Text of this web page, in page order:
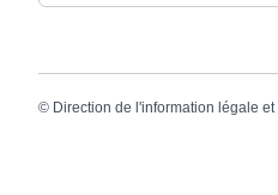
© Direction de l'information légale